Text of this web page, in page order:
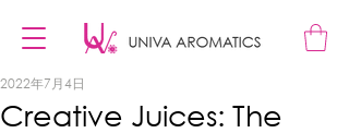
Creative Juices: The
2022年7月4日